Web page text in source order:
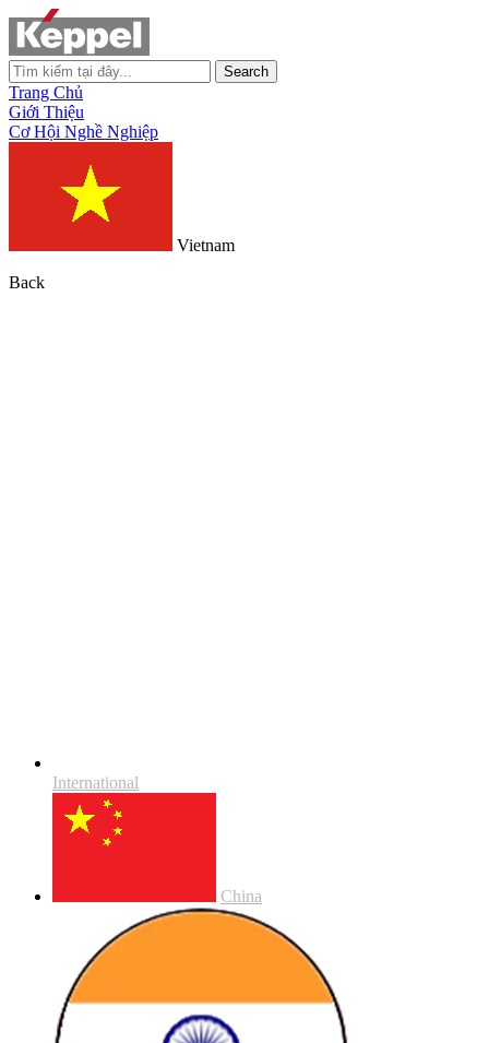
Search
Trang Chủ
Giới Thiệu
Cơ Hội Nghề Nghiệp
Vietnam
Back
International
China